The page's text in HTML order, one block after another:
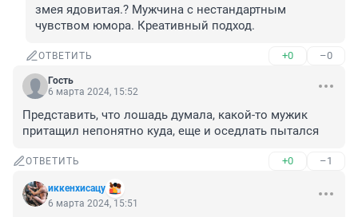
змея ядовитая.? Мужчина с нестандартным
чувством юмора. Креативный подход.
ОТВЕТИТЬ +0 –0
Гость
6 марта 2024, 15:52
Представить, что лошадь думала, какой-то мужик
притащил непонятно куда, еще и оседлать пытался
ОТВЕТИТЬ +0 –1
иккенхисацу
6 марта 2024, 15:51